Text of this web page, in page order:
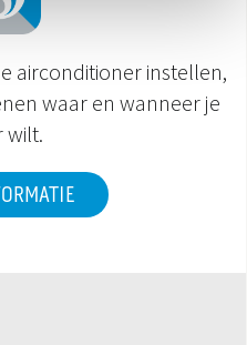
airconditioner instellen,
waar en wanneer je
wilt.